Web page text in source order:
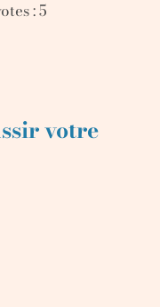
:5
votre